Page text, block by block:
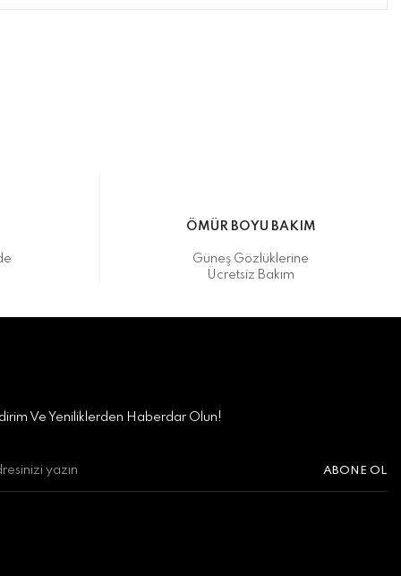
ÖMÜR BOYU BAKIM
Güneş Gözlüklerine
Ücretsiz Bakım
Ve Yeniliklerden Haberdar Olun!
ABONE OL